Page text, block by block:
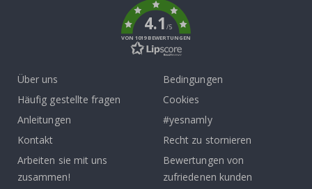
4.1/5
VON 1019 BEWERTUNGEN
Über uns
Häufig gestellte fragen
Anleitungen
Kontakt
Arbeiten sie mit uns
zusammen!
Bedingungen
Cookies
#yesnamly
Recht zu stornieren
Bewertungen von
zufriedenen kunden